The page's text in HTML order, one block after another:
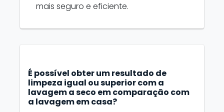
mais seguro e eficiente.
É possível obter um resultado de
limpeza igual ou superior com a
lavagem a seco em comparação com
a lavagem em casa?